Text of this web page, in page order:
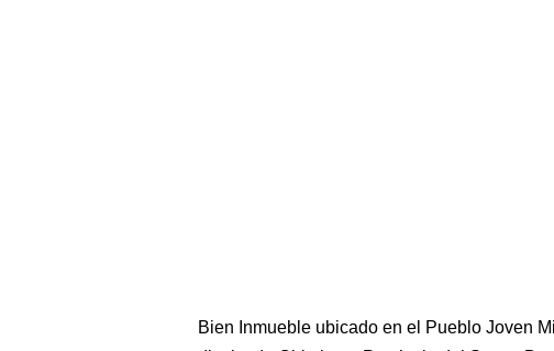
Bien Inmueble ubicado en el Pueblo Joven